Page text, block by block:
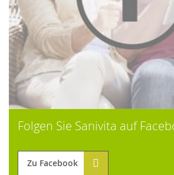
Folgen Sie Sanivita auf
Zu Facebook